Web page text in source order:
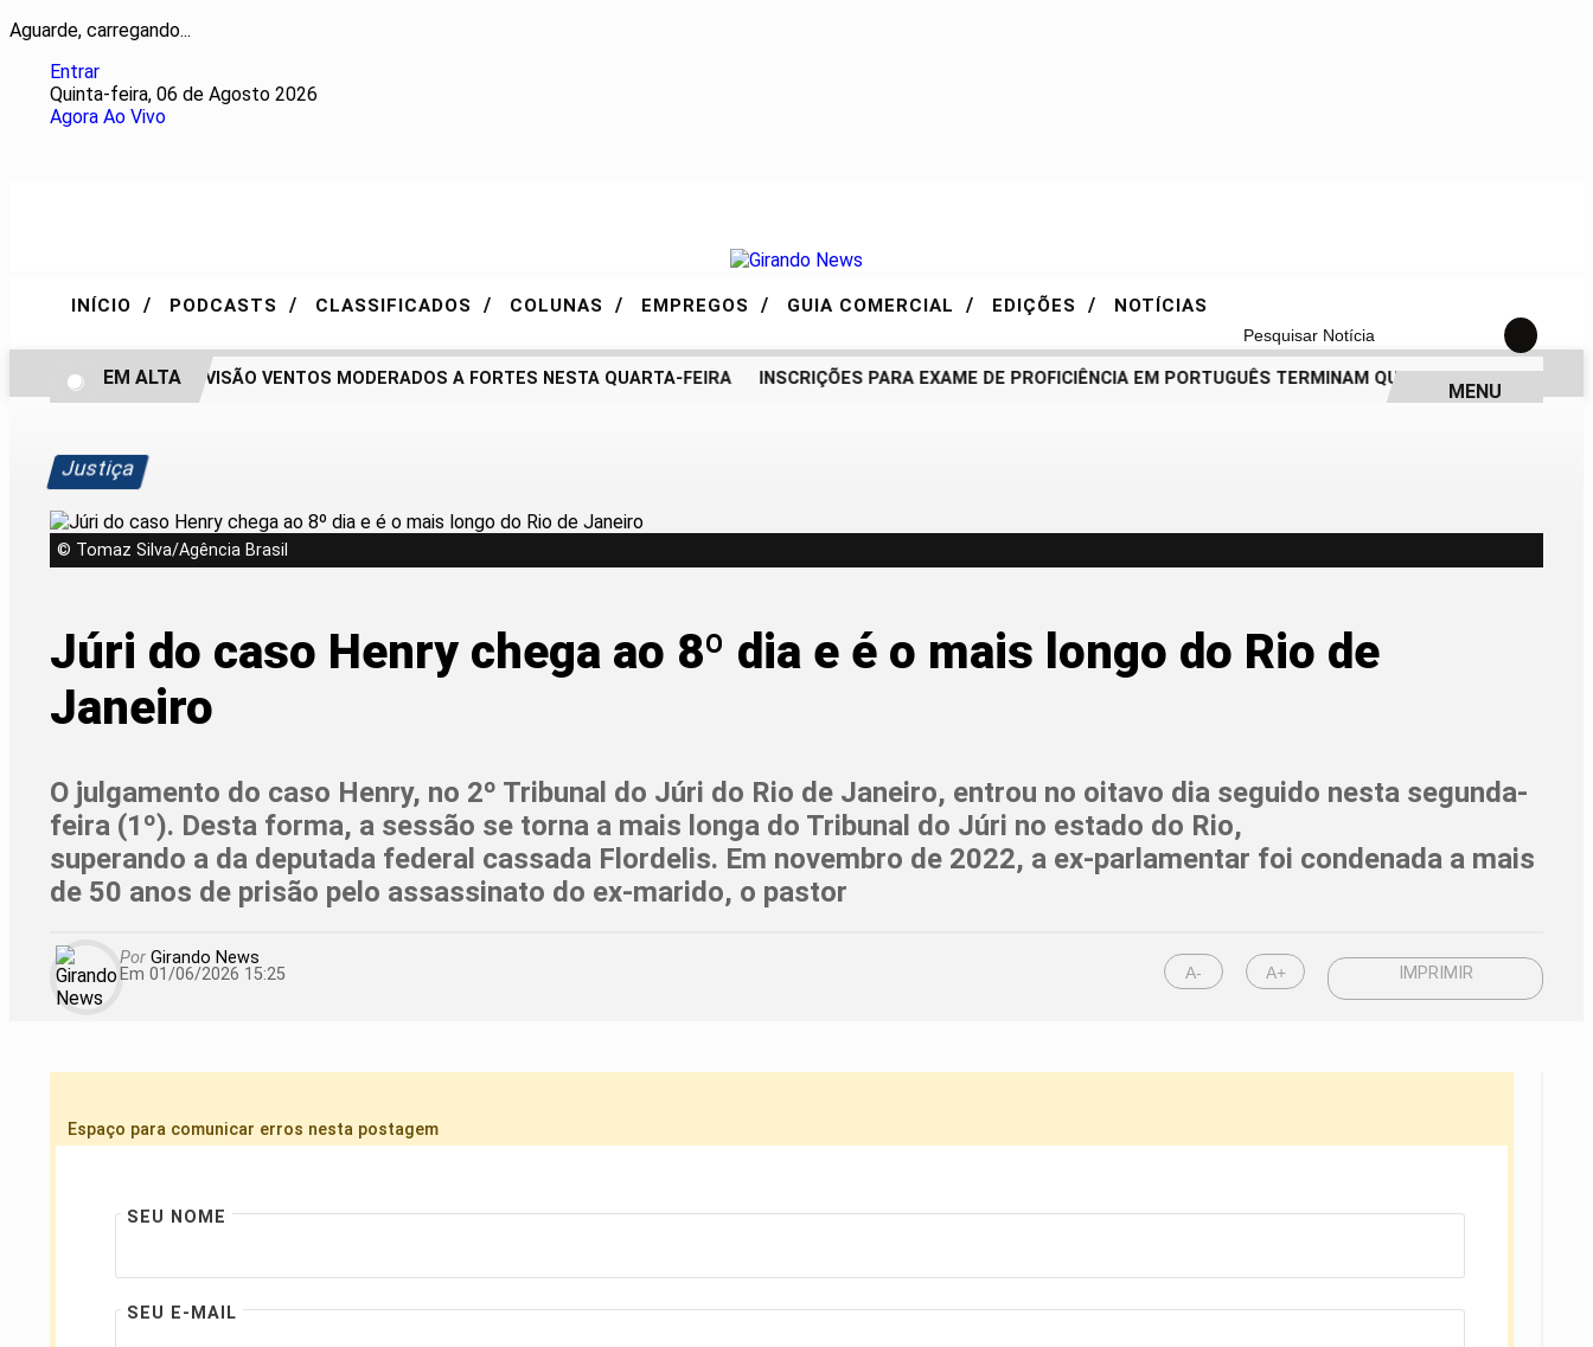
Aguarde, carregando...
Entrar
Quinta-feira, 06 de Agosto 2026
Agora Ao Vivo
Pesquisar Notícia
INÍCIO / PODCASTS / CLASSIFICADOS / COLUNAS / EMPREGOS / GUIA COMERCIAL / EDIÇÕES / NOTÍCIAS
RIO TEM PREVISÃO VENTOS MODERADOS A FORTES NESTA QUARTA-FEIRA INSCRIÇÕES PARA EXAME DE PROFICIÊNCIA EM PORTUGUÊS TERMINAM QUINTA
EM ALTA
MENU
Justiça
© Tomaz Silva/Agência Brasil
Júri do caso Henry chega ao 8º dia e é o mais longo do Rio de
Janeiro
O julgamento do caso Henry, no 2º Tribunal do Júri do Rio de Janeiro, entrou no oitavo dia seguido nesta segunda-
feira (1º). Desta forma, a sessão se torna a mais longa do Tribunal do Júri no estado do Rio,
superando a da deputada federal cassada Flordelis. Em novembro de 2022, a ex-parlamentar foi condenada a mais
de 50 anos de prisão pelo assassinato do ex-marido, o pastor
Por Girando News
Em 01/06/2026 15:25
A- A+ IMPRIMIR
Espaço para comunicar erros nesta postagem
SEU NOME
SEU E-MAIL